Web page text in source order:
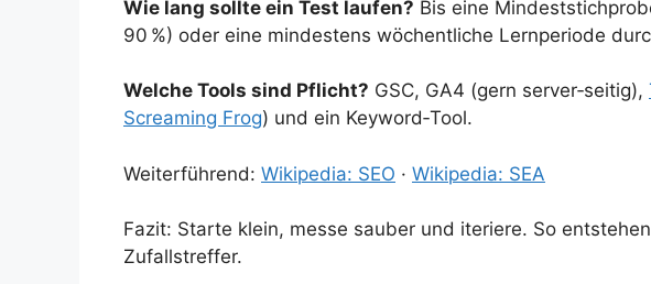
Wie lang sollte ein Test laufen? Bis eine
90 %) oder eine mindestens wöchentliche Lernperiode
Welche Tools sind Pflicht? GSC, GA4 (gern server‑seitig),
Screaming Frog) und ein Keyword‑Tool.
Weiterführend: Wikipedia: SEO · Wikipedia: SEA
Fazit: Starte klein, messe sauber und iteriere. So
Zufallstreffer.